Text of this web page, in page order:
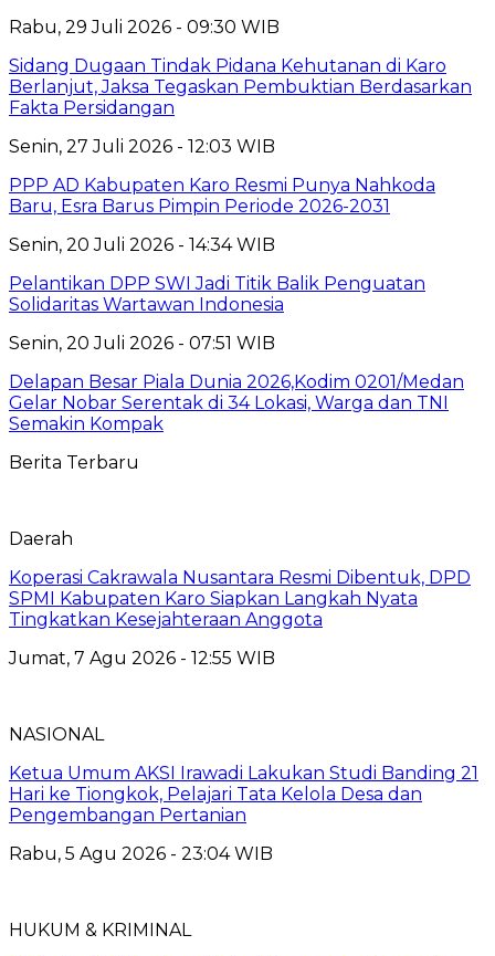
Rabu, 29 Juli 2026 - 09:30 WIB
Sidang Dugaan Tindak Pidana Kehutanan di Karo
Berlanjut, Jaksa Tegaskan Pembuktian Berdasarkan
Fakta Persidangan
Senin, 27 Juli 2026 - 12:03 WIB
PPP AD Kabupaten Karo Resmi Punya Nahkoda
Baru, Esra Barus Pimpin Periode 2026-2031
Senin, 20 Juli 2026 - 14:34 WIB
Pelantikan DPP SWI Jadi Titik Balik Penguatan
Solidaritas Wartawan Indonesia
Senin, 20 Juli 2026 - 07:51 WIB
Delapan Besar Piala Dunia 2026,Kodim 0201/Medan
Gelar Nobar Serentak di 34 Lokasi, Warga dan TNI
Semakin Kompak
Berita Terbaru
Daerah
Koperasi Cakrawala Nusantara Resmi Dibentuk, DPD
SPMI Kabupaten Karo Siapkan Langkah Nyata
Tingkatkan Kesejahteraan Anggota
Jumat, 7 Agu 2026 - 12:55 WIB
NASIONAL
Ketua Umum AKSI Irawadi Lakukan Studi Banding 21
Hari ke Tiongkok, Pelajari Tata Kelola Desa dan
Pengembangan Pertanian
Rabu, 5 Agu 2026 - 23:04 WIB
HUKUM & KRIMINAL